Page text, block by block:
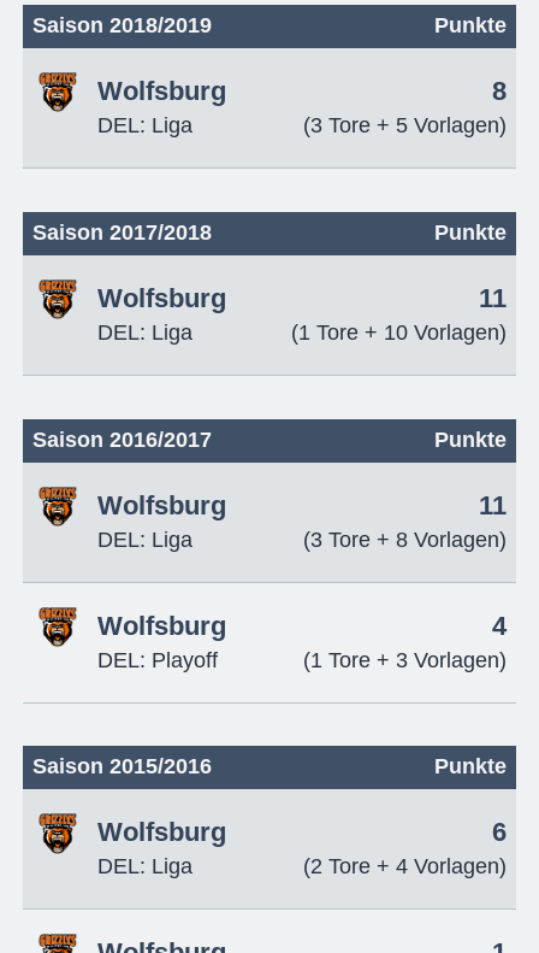
Saison 2018/2019 Punkte
Wolfsburg
DEL: Liga
8
(3 Tore + 5 Vorlagen)
Saison 2017/2018 Punkte
Wolfsburg
DEL: Liga
11
(1 Tore + 10 Vorlagen)
Saison 2016/2017 Punkte
Wolfsburg
DEL: Liga
11
(3 Tore + 8 Vorlagen)
Wolfsburg
DEL: Playoff
4
(1 Tore + 3 Vorlagen)
Saison 2015/2016 Punkte
Wolfsburg
DEL: Liga
6
(2 Tore + 4 Vorlagen)